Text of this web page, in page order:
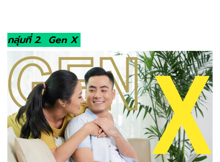
กลุ่มที่ 2. Gen X